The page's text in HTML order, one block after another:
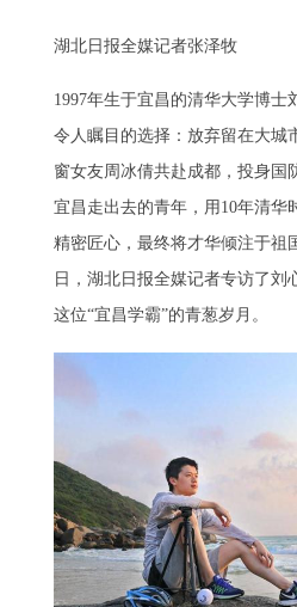
湖北日报全媒记者张泽牧
1997年生于宜昌的清华大学博士
令人瞩目的选择：放弃留在大城
窗女友周冰倩共赴成都，投身国
宜昌走出去的青年，用10年清华
精密匠心，最终将才华倾注于祖
日，湖北日报全媒记者专访了刘
这位“宜昌学霸”的青葱岁月。